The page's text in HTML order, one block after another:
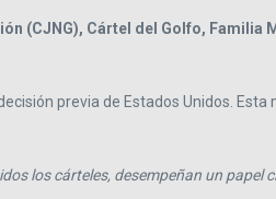
(CJNG), Cártel del Golfo, Familia
previa de Estados Unidos.
los cárteles, desempeñan un papel